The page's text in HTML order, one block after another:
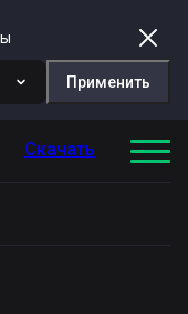
Применить
Скачать